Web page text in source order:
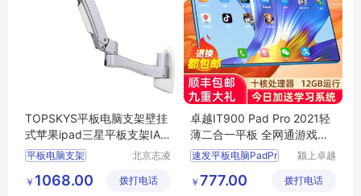
TOPSKYS平板电脑支架壁挂
式苹果ipad三星平板支架IAW
200
平板电脑支架
壁挂式平板电脑支架
北京志凌
限公司
￥ 1068.00 拨打电话
卓越IT900 Pad Pro 2021轻
薄二合一平板 全网通游戏办
公学生网课利器
速发平板电脑PadPr
颍上卓越
有限公司
￥ 777.00 拨打电话